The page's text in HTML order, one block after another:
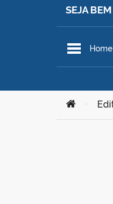
SEJA
Home
Você está